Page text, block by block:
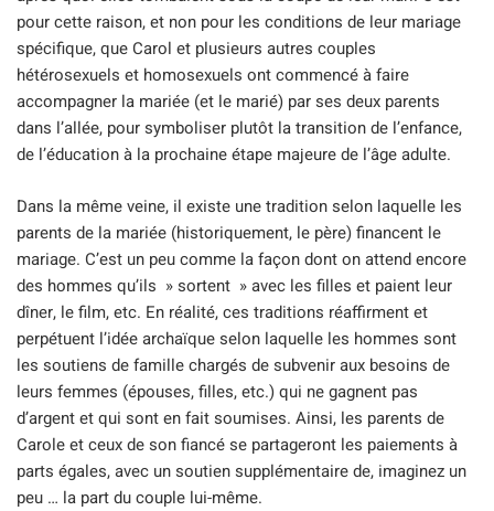
pour cette raison, et non pour les conditions de leur mariage
spécifique, que Carol et plusieurs autres couples
hétérosexuels et homosexuels ont commencé à faire
accompagner la mariée (et le marié) par ses deux parents
dans l’allée, pour symboliser plutôt la transition de l’enfance,
de l’éducation à la prochaine étape majeure de l’âge adulte.
Dans la même veine, il existe une tradition selon laquelle les
parents de la mariée (historiquement, le père) financent le
mariage. C’est un peu comme la façon dont on attend encore
des hommes qu’ils » sortent » avec les filles et paient leur
dîner, le film, etc. En réalité, ces traditions réaffirment et
perpétuent l’idée archaïque selon laquelle les hommes sont
les soutiens de famille chargés de subvenir aux besoins de
leurs femmes (épouses, filles, etc.) qui ne gagnent pas
d’argent et qui sont en fait soumises. Ainsi, les parents de
Carole et ceux de son fiancé se partageront les paiements à
parts égales, avec un soutien supplémentaire de, imaginez un
peu … la part du couple lui-même.